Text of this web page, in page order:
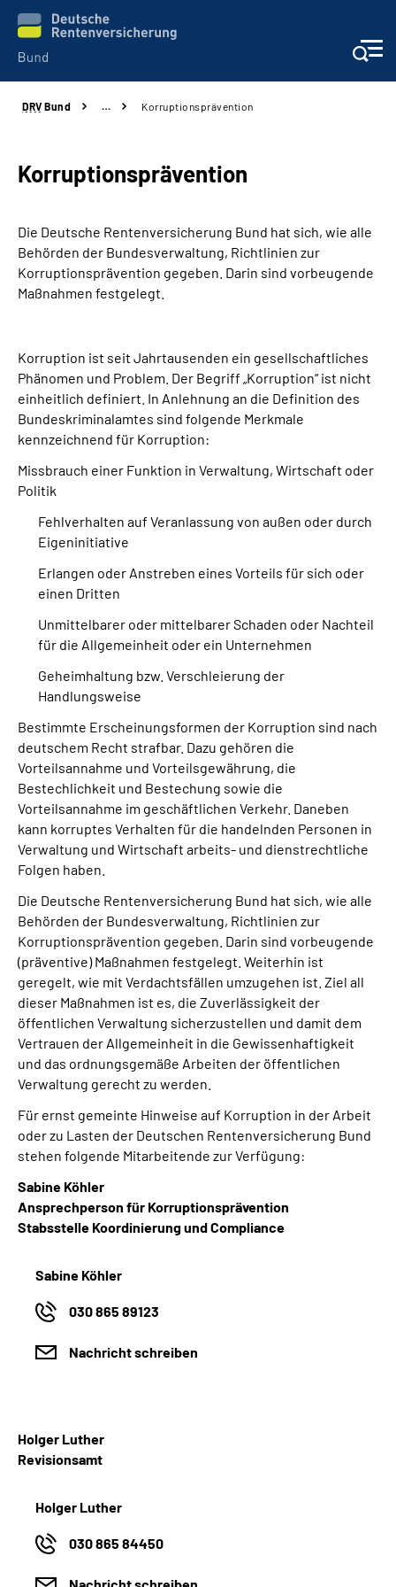
Beratung & Kontakt
Reha-Zentren
Karriere
Online-Services
Inhalte in Gebärdensprache (DGS)
Mein Kundenportal
DRV Bund … Korruptionsprävention
Korruptionsprävention
Die Deutsche Rentenversicherung Bund hat sich, wie alle
Behörden der Bundesverwaltung, Richtlinien zur
Korruptionsprävention gegeben. Darin sind vorbeugende
Maßnahmen festgelegt.
Korruption ist seit Jahrtausenden ein gesellschaftliches
Phänomen und Problem. Der Begriff „Korruption“ ist nicht
einheitlich definiert. In Anlehnung an die Definition des
Bundeskriminalamtes sind folgende Merkmale
kennzeichnend für Korruption:
Missbrauch einer Funktion in Verwaltung, Wirtschaft oder
Politik
Fehlverhalten auf Veranlassung von außen oder durch
Eigeninitiative
Erlangen oder Anstreben eines Vorteils für sich oder
einen Dritten
Unmittelbarer oder mittelbarer Schaden oder Nachteil
für die Allgemeinheit oder ein Unternehmen
Geheimhaltung bzw. Verschleierung der
Handlungsweise
Bestimmte Erscheinungsformen der Korruption sind nach
deutschem Recht strafbar. Dazu gehören die
Vorteilsannahme und Vorteilsgewährung, die
Bestechlichkeit und Bestechung sowie die
Vorteilsannahme im geschäftlichen Verkehr. Daneben
kann korruptes Verhalten für die handelnden Personen in
Verwaltung und Wirtschaft arbeits- und dienstrechtliche
Folgen haben.
Die Deutsche Rentenversicherung Bund hat sich, wie alle
Behörden der Bundesverwaltung, Richtlinien zur
Korruptionsprävention gegeben. Darin sind vorbeugende
(präventive) Maßnahmen festgelegt. Weiterhin ist
geregelt, wie mit Verdachtsfällen umzugehen ist. Ziel all
dieser Maßnahmen ist es, die Zuverlässigkeit der
öffentlichen Verwaltung sicherzustellen und damit dem
Vertrauen der Allgemeinheit in die Gewissenhaftigkeit
und das ordnungsgemäße Arbeiten der öffentlichen
Verwaltung gerecht zu werden.
Für ernst gemeinte Hinweise auf Korruption in der Arbeit
oder zu Lasten der Deutschen Rentenversicherung Bund
stehen folgende Mitarbeitende zur Verfügung:
Sabine Köhler
Ansprechperson für Korruptionsprävention
Stabsstelle Koordinierung und Compliance
Sabine Köhler
030 865 89123
Nachricht schreiben
Holger Luther
Revisionsamt
Holger Luther
030 865 84450